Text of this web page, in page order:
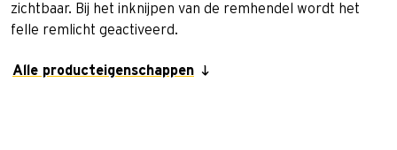
zichtbaar. Bij het inknijpen van de remhendel wordt het
felle remlicht geactiveerd.
Alle producteigenschappen